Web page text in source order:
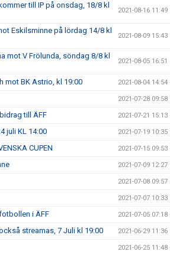
till IP på onsdag, 18/8 kl
2021-08-16 11:49
Eskilsminne på lördag 14/8 kl
2021-08-09 15:43
mot V Frölunda, söndag 8/8 kl
2021-08-05 16:51
mot BK Astrio, kl 19:00 2021-08-04 14:54
2021-07-28 09:58
till ÄFF 2021-07-21 15:13
juli KL 14:00 2021-07-19 10:35
CUPEN 2021-07-15 09:53
2021-07-09 12:27
2021-07-08 09:57
2021-07-07 10:33
i ÄFF 2021-07-05 07:18
streamas, 7 Juli kl 19:00 2021-06-29 11:36
2021-06-25 11:48